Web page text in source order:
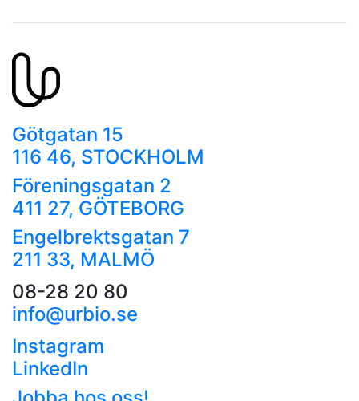
Götgatan 15
116 46, STOCKHOLM
Föreningsgatan 2
411 27, GÖTEBORG
Engelbrektsgatan 7
211 33, MALMÖ
08-28 20 80
info@urbio.se
Instagram
LinkedIn